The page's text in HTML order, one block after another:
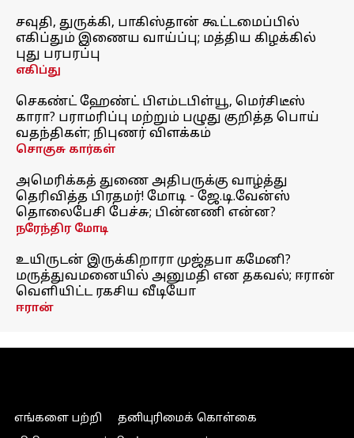
சவுதி, துருக்கி, பாகிஸ்தான் கூட்டமைப்பில்
எகிப்தும் இணைய வாய்ப்பு; மத்திய கிழக்கில்
புது பரபரப்பு
எகிப்து
செகண்ட் ஹேண்ட் பிஎம்டபிள்யூ, மெர்சிடீஸ்
காரா? பராமரிப்பு மற்றும் பழுது குறித்த பொய்
வதந்திகள்; நிபுணர் விளக்கம்
சொகுசு கார்கள்
அமெரிக்கத் துணை அதிபருக்கு வாழ்த்து
தெரிவித்த பிரதமர்! மோடி - ஜே.டி.வேன்ஸ்
தொலைபேசி பேச்சு; பின்னணி என்ன?
நரேந்திர மோடி
உயிருடன் இருக்கிறாரா முஜ்தபா கமேனி?
மருத்துவமனையில் அனுமதி என தகவல்; ஈரான்
வெளியிட்ட ரகசிய வீடியோ
ஈரான்
எங்களை பற்றி
தனியுரிமைக் கொள்கை